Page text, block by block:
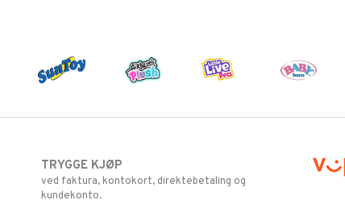
TRYGGE KJØP
ved faktura, kontokort, direktebetaling og
kundekonto.